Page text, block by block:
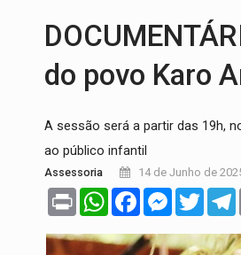
do povo Karo
A sessão será a partir das 19h,
ao público infantil
Assessoria 14 de Junho de
Print WhatsAppFacebookMessenger